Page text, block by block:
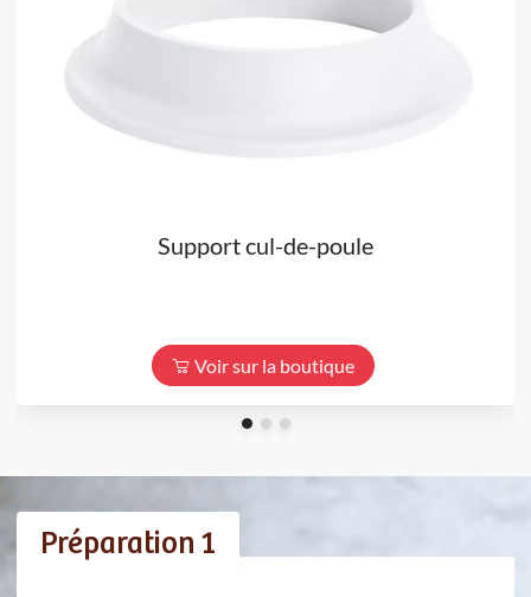
Support cul-de-poule
Voir sur la boutique
Préparation 1